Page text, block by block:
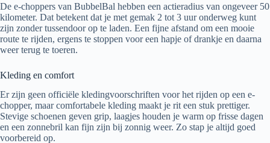
De e-choppers van BubbelBal hebben een actieradius van ongeveer 50
kilometer. Dat betekent dat je met gemak 2 tot 3 uur onderweg kunt
zijn zonder tussendoor op te laden. Een fijne afstand om een mooie
route te rijden, ergens te stoppen voor een hapje of drankje en daarna
weer terug te toeren.
Kleding en comfort
Er zijn geen officiële kledingvoorschriften voor het rijden op een e-
chopper, maar comfortabele kleding maakt je rit een stuk prettiger.
Stevige schoenen geven grip, laagjes houden je warm op frisse dagen
en een zonnebril kan fijn zijn bij zonnig weer. Zo stap je altijd goed
voorbereid op.